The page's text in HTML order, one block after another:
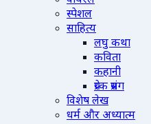
स्पेशल
साहित्य
लघु कथा
कविता
कहानी
प्रेरक प्रसंग
विशेष लेख
धर्म और अध्यात्म